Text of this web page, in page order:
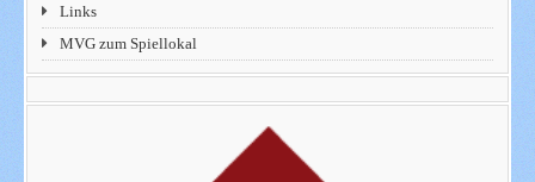
Links
MVG zum Spiellokal